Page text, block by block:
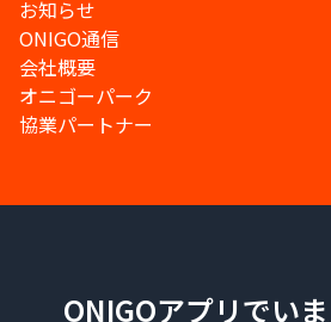
お知らせ
ONIGO通信
会社概要
オニゴーパーク
協業パートナー
ONIGOアプリでい